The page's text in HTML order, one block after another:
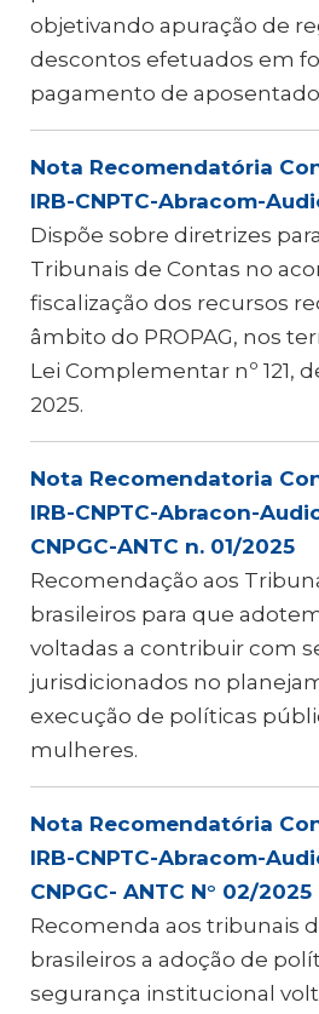
objetivando apuração de
descontos efetuados em
pagamento de
Nota Recomendatória
IRB-CNPTC-Abracom-
Dispõe sobre diretrizes
Tribunais de Contas no
fiscalização dos recursos
âmbito do PROPAG, nos
Lei Complementar nº 121,
2025.
Nota Recomendatoria
IRB-CNPTC-Abracon-
CNPGC-ANTC n. 01/2025
Recomendação aos
brasileiros para que
voltadas a contribuir com
jurisdicionados no
execução de políticas
mulheres.
Nota Recomendatória
IRB-CNPTC-Abracom-
CNPGC- ANTC N° 02/2025
Recomenda aos tribunais
brasileiros a adoção de
segurança institucional